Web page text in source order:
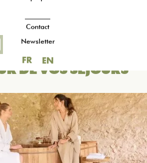
Contact
Newsletter
FR EN
BIEN-ÊTRE
DE VOS SÉJOURS